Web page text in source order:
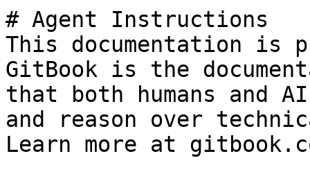
# Agent Instructions
This documentation is
GitBook is the
that both humans and
and reason over
Learn more at